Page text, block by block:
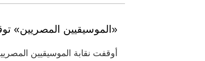
«الموسيقيين المصريين» توقف
أوقفت نقابة الموسيقيين